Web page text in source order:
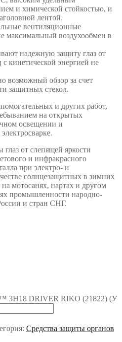
и химической стойкостью, и
лентой.
вентиляционные
максимальный воздухообмен в
надежную защиту глаз от
с кинетической энергией не
возможный обзор за счет
защитных стекол.
и других работ,
на открытых
освещении и
от слепящей яркости
и инфракрасного
при электро- и
солнцезащитных в зимних
мотосанях, нартах и другом
промышленности народно-
и стран СНГ.
ЗН18 DRIVER RIKO (21822) (У
Средства защиты органов